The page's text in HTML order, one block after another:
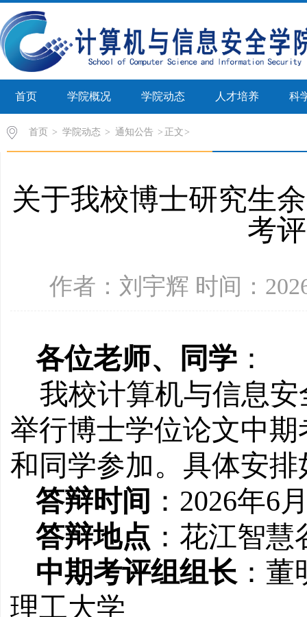
首页 学院概况 学院动态 人才培养 科
首页 > 学院动态 > 通知公告 > 正文
关于我校博士研究生
考
作者：刘宇辉 时间：
各位老师、同学 ：
我校计算机与信息
举行博士学位论文中
和同学参加。具体安排
答辩时间 ： 2026年6
答辩地点 ：花江智慧
中期考评组组长 ：
理工大学